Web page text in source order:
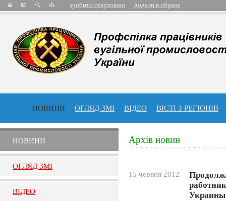
зробити стартовою додати в обране
НОВИНИ ОГЛЯД ЗМІ ВІДЕО ВІСТІ З РЕГІОНІВ
НОВИНИ
ОГЛЯД ЗМI
ВIДЕО
Архів новин
15 червня 2012
Украины